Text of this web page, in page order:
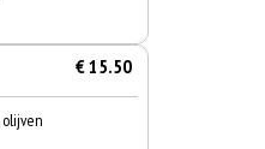
€ 15.50
olijven